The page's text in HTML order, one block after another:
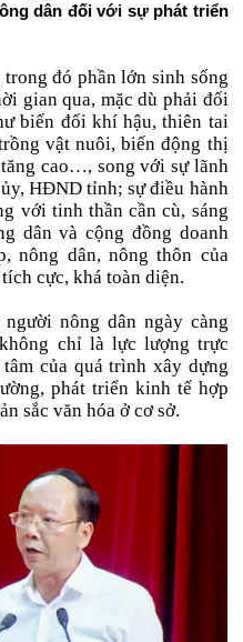
dân đối với sự phát triển
đó phần lớn sinh sống
gian qua, mặc dù phải đối
biến đổi khí hậu, thiên tai
vật nuôi, biến động thị
cao…, song với sự lãnh
HĐND tỉnh; sự điều hành
với tinh thần cần cù, sáng
dân và cộng đồng doanh
nông dân, nông thôn của
cực, khá toàn diện.
nông dân ngày càng
chỉ là lực lượng trực
của quá trình xây dựng
phát triển kinh tế hợp
sắc văn hóa ở cơ sở.